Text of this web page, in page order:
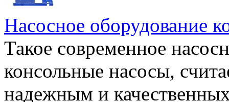
Насосное оборудование
Такое современное
консольные насосы,
надежным и